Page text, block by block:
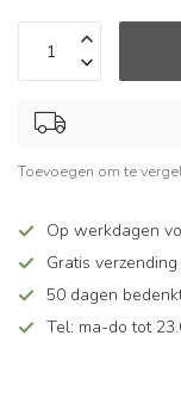
Toevoegen om te
Op werkdagen
Gratis
50 dagen
Tel: ma-do tot